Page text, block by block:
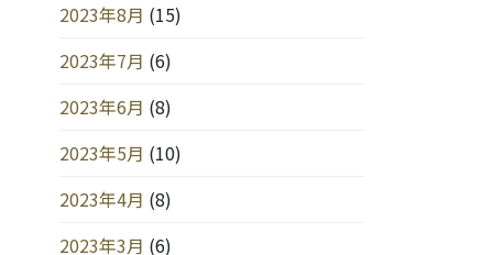
2023年8月 (15)
2023年7月 (6)
2023年6月 (8)
2023年5月 (10)
2023年4月 (8)
2023年3月 (6)